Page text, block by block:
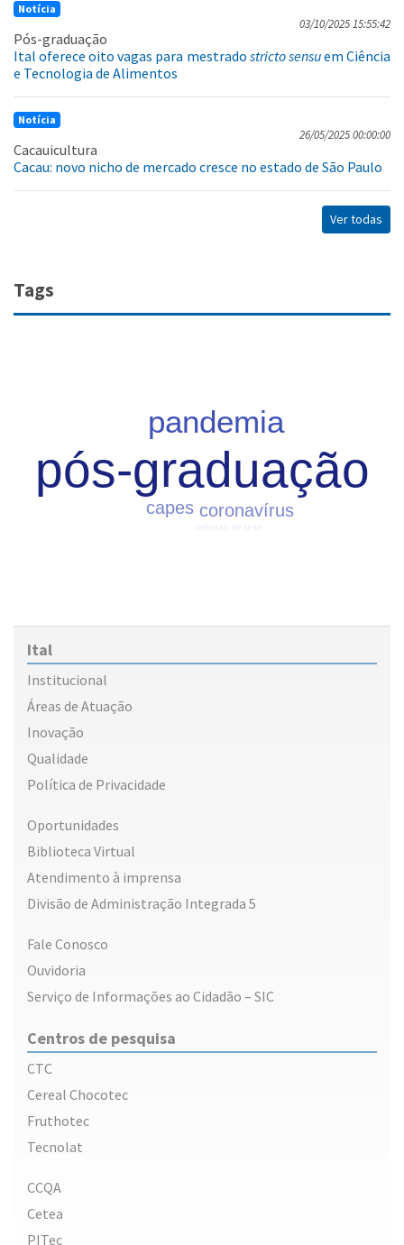
Notícia
03/10/2025 15:55:42
Pós-graduação
Ital oferece oito vagas para mestrado stricto sensuem Ciência
e Tecnologia de Alimentos
Notícia
26/05/2025 00:00:00
Cacauicultura
Cacau: novo nicho de mercado cresce no estado de São Paulo
Ver todas
Tags
pós-graduação
pandemia
capes coronavírus
Ital
Institucional
Áreas de Atuação
Inovação
Qualidade
Política de Privacidade
Oportunidades
Biblioteca Virtual
Atendimento à imprensa
Divisão de Administração Integrada 5
Fale Conosco
Ouvidoria
Serviço de Informações ao Cidadão – SIC
Centros de pesquisa
CTC
Cereal Chocotec
Fruthotec
Tecnolat
CCQA
Cetea
PITec